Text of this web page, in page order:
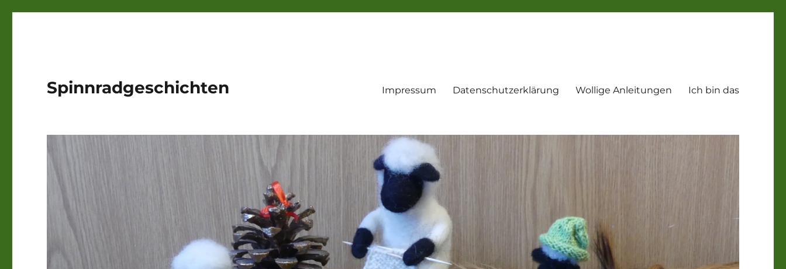
Spinnradgeschichten Impressum Datenschutzerklärung Wollige Anleitungen Ich bin das